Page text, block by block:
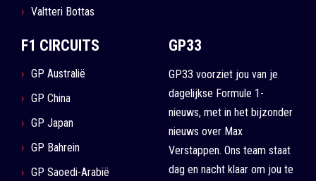
Valtteri Bottas
F1 CIRCUITS
GP Australië
GP China
GP Japan
GP Bahrein
GP Saoedi-Arabië
GP33
GP33 voorziet jou van je
dagelijkse Formule 1-
nieuws, met in het bijzonder
nieuws over Max
Verstappen. Ons team staat
dag en nacht klaar om jou te